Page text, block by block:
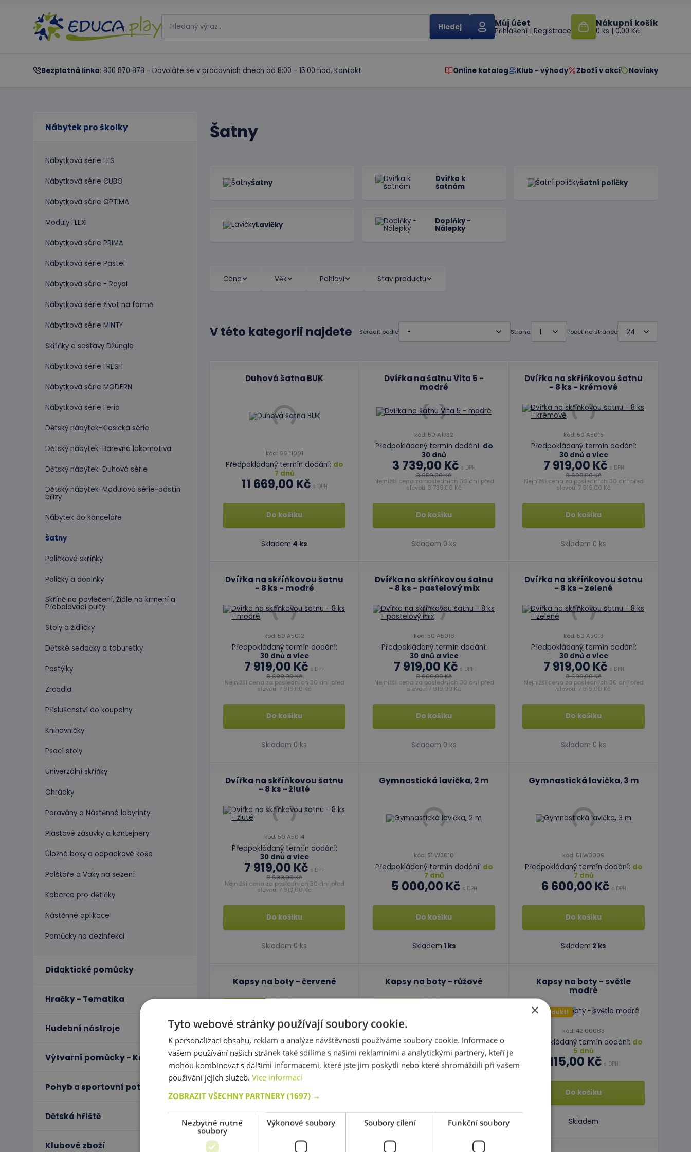
Můj účet
Přihlášení | Registrace
Nákupní košík
0 ks | 0,00 Kč
Bezplatná linka: 800 870 878 - Dovoláte se v pracovních dnech od 8:00 - 15:00 hod. Kontakt Online katalog Klub - výhody Zboží v akci Novinky
Nábytek pro školky
Nábytková série LES
Nábytková série CUBO
Nábytková série OPTIMA
Moduly FLEXI
Nábytková série PRIMA
Nábytková série Pastel
Nábytková série - Royal
Nábytková série život na farmě
Nábytková série MINTY
Skříňky a sestavy Džungle
Nábytková série FRESH
Nábytková série MODERN
Nábytková série Feria
Dětský nábytek-Klasická série
Dětský nábytek-Barevná lokomotiva
Dětský nábytek-Duhová série
Dětský nábytek-Modulová série-odstín
břízy
Nábytek do kanceláře
Šatny
Poličkové skříňky
Poličky a doplňky
Skříně na povlečení, Židle na krmení a
Přebalovací pulty
Stoly a židličky
Dětské sedačky a taburetky
Postýlky
Zrcadla
Příslušenství do koupelny
Knihovničky
Psací stoly
Univerzální skříňky
Ohrádky
Paravány a Nástěnné labyrinty
Plastové zásuvky a kontejnery
Úložné boxy a odpadkové koše
Polštáře a Vaky na sezení
Koberce pro dětičky
Nástěnné aplikace
Pomůcky na dezinfekci
Didaktické pomůcky
Hračky - Tematika
Hudební nástroje
Výtvarní pomůcky - Kreativita
Pohyb a sportovní potřeby
Dětská hřiště
Klubové zboží
Šatny
Šatny Dvířka k
šatnám Šatní poličky
Lavičky Doplňky -
Nálepky
Cena Věk Pohlaví Stav produktu
V této kategorii najdete Seřadit podle Strana Počet na stránce
Duhová šatna BUK
kód: 66 11001
Předpokládaný termín dodání: do
7 dnů
11 669,00 Kč s DPH
Do košíku
Skladem 4 ks
Dvířka na šatnu Vita 5 -
modré
kód: 50 A1732
Předpokládaný termín dodání: do
30 dnů
3 739,00 Kč s DPH
3 950,00 Kč
Nejnižší cena za posledních 30 dní před
slevou: 3 739,00 Kč
Do košíku
Skladem 0 ks
Dvířka na skříňkovou šatnu
- 8 ks - krémové
kód: 50 A5015
Předpokládaný termín dodání:
30 dnů a více
7 919,00 Kč s DPH
8 600,00 Kč
Nejnižší cena za posledních 30 dní před
slevou: 7 919,00 Kč
Do košíku
Skladem 0 ks
Dvířka na skříňkovou šatnu
- 8 ks - modré
kód: 50 A5012
Předpokládaný termín dodání:
30 dnů a více
7 919,00 Kč s DPH
8 600,00 Kč
Nejnižší cena za posledních 30 dní před
slevou: 7 919,00 Kč
Do košíku
Skladem 0 ks
Dvířka na skříňkovou šatnu
- 8 ks - pastelový mix
kód: 50 A5018
Předpokládaný termín dodání:
30 dnů a více
7 919,00 Kč s DPH
8 600,00 Kč
Nejnižší cena za posledních 30 dní před
slevou: 7 919,00 Kč
Do košíku
Skladem 0 ks
Dvířka na skříňkovou šatnu
- 8 ks - zelené
kód: 50 A5013
Předpokládaný termín dodání:
30 dnů a více
7 919,00 Kč s DPH
8 600,00 Kč
Nejnižší cena za posledních 30 dní před
slevou: 7 919,00 Kč
Do košíku
Skladem 0 ks
Dvířka na skříňkovou šatnu
- 8 ks - žluté
kód: 50 A5014
Předpokládaný termín dodání:
30 dnů a více
7 919,00 Kč s DPH
8 600,00 Kč
Nejnižší cena za posledních 30 dní před
slevou: 7 919,00 Kč
Do košíku
Skladem 0 ks
Gymnastická lavička, 2 m
kód: 51 W3010
Předpokládaný termín dodání: do
7 dnů
5 000,00 Kč s DPH
Do košíku
Skladem 1 ks
Gymnastická lavička, 3 m
kód: 51 W3009
Předpokládaný termín dodání: do
7 dnů
6 600,00 Kč s DPH
Do košíku
Skladem 2 ks
Kapsy na boty - červené
kód: 42 00081
Předpokládaný termín dodání:do
5 dnů
115,00 Kčs DPH
Do košíku
Skladem
Kapsy na boty - růžové
Předpokládaný termín dodání:do
5 dnů
115,00 Kčs DPH
Skladem
Kapsy na boty - světle
modré
Top produkt!
kód: 42 00083
Předpokládaný termín dodání: do
5 dnů
115,00 Kč s DPH
Do košíku
Skladem
×
Tyto webové stránky používají soubory cookie.
K personalizaci obsahu, reklam a analýze návštěvnosti používáme soubory cookie. Informace o
vašem používání našich stránek také sdílíme s našimi reklamními a analytickými partnery, kteří je
mohou kombinovat s dalšími informacemi, které jste jim poskytli nebo které shromáždili při vašem
používání jejich služeb. Více informací
ZOBRAZIT VŠECHNY PARTNERY (1697) →
Nezbytně nutné
soubory
Výkonové soubory Soubory cílení Funkční soubory